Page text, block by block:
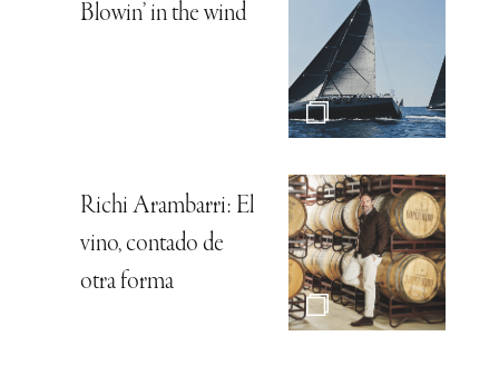
Blowin’ in the wind
Richi Arambarri: El
vino, contado de
otra forma